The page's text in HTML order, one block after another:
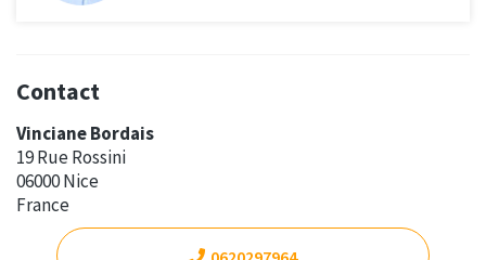
Contact
Vinciane Bordais
19 Rue Rossini
06000 Nice
France